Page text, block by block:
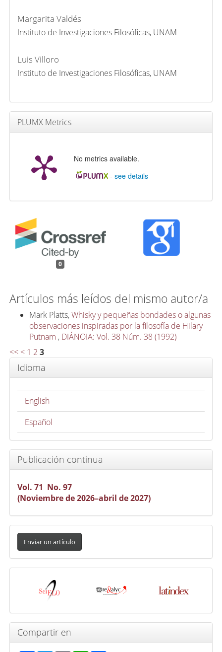
Margarita Valdés
Instituto de Investigaciones Filosóficas, UNAM
Luis Villoro
Instituto de Investigaciones Filosóficas, UNAM
PLUMX Metrics
No metrics available.
-see details
0
Artículos más leídos del mismo autor/a
Mark Platts,Whisky y pequeñas bondades o algunas
observaciones inspiradas por la filosofía de Hilary
Putnam , DIÁNOIA: Vol. 38 Núm. 38 (1992)
<< < 1 2 3
Idioma
English
Español
Publicación continua
Vol. 71 No. 97
(Noviembre de 2026–abril de 2027)
Enviar
artículo
Enviar un artículo
Indexada
Compartir en